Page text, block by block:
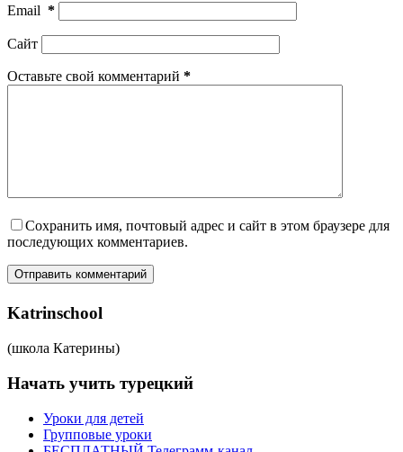
Email *
Сайт
Оставьте свой комментарий *
Сохранить имя, почтовый адрес и сайт в этом браузере для
последующих комментариев.
Отправить комментарий
Katrinschool
(школа Катерины)
Начать учить турецкий
Уроки для детей
Групповые уроки